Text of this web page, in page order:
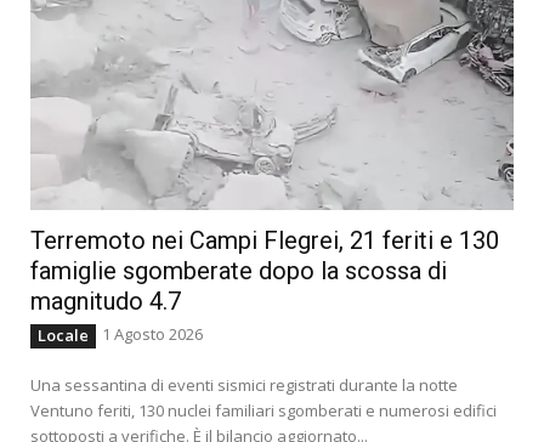
Terremoto nei Campi Flegrei, 21 feriti e 130
famiglie sgomberate dopo la scossa di
magnitudo 4.7
Locale 1 Agosto 2026
Una sessantina di eventi sismici registrati durante la notte
Ventuno feriti, 130 nuclei familiari sgomberati e numerosi edifici
sottoposti a verifiche. È il bilancio aggiornato...